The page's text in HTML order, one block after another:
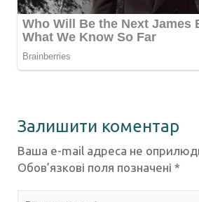
Залишити коментар
Ваша e-mail адреса не
Обов’язкові поля позначені *